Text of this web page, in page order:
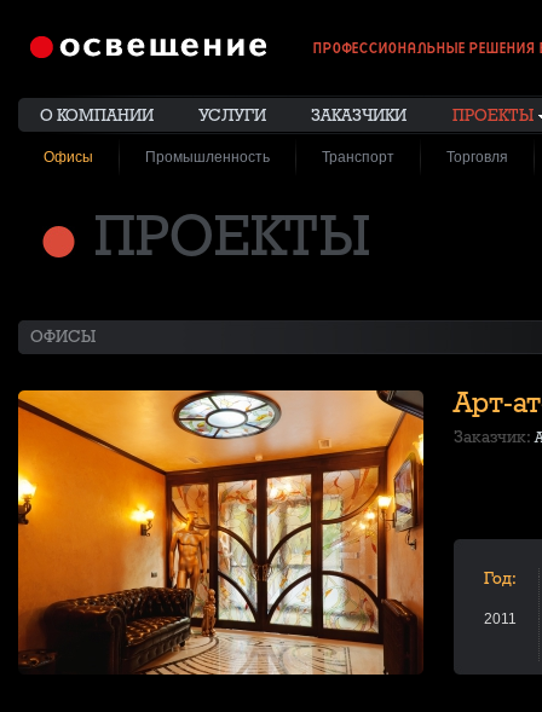
ПРОФЕССИОНАЛЬНЫЕ РЕШЕНИЯ
О КОМПАНИИ УСЛУГИ ЗАКАЗЧИКИ ПРОЕКТЫ
Офисы Промышленность Транспорт Торговля
ПРОЕКТЫ
ОФИСЫ
Арт-
Заказчик:
Год:
2011